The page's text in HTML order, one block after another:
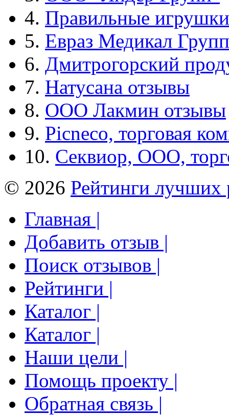
4. Правильные игрушки
5. Евраз Медикал Групп
6. Дмитрогорский
7. Натусана отзывы
8. ООО Лакмин отзывы
9. Picneco, торговая
10. Секвиор, ООО,
© 2026 Рейтинги лучших
Главная |
Добавить отзыв |
Поиск отзывов |
Рейтинги |
Каталог |
Каталог |
Наши цели |
Помощь проекту |
Обратная связь |